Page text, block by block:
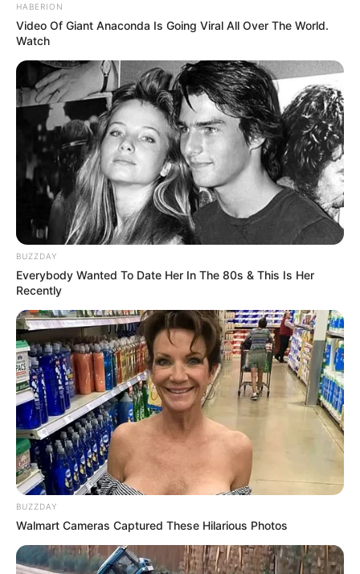
HABERION
Video Of Giant Anaconda Is Going Viral All Over The World.
Watch
BUZZDAY
Everybody Wanted To Date Her In The 80s & This Is Her
Recently
BUZZDAY
Walmart Cameras Captured These Hilarious Photos